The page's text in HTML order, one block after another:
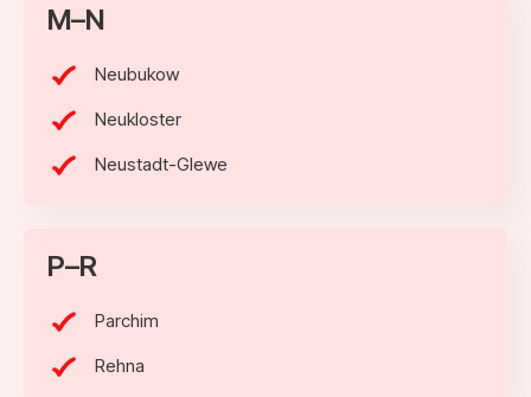
M–N
Neubukow
Neukloster
Neustadt-Glewe
P–R
Parchim
Rehna